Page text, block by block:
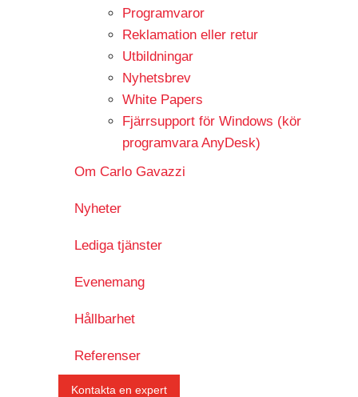
Programvaror
Reklamation eller retur
Utbildningar
Nyhetsbrev
White Papers
Fjärrsupport för Windows (kör
programvara AnyDesk)
Om Carlo Gavazzi
Nyheter
Lediga tjänster
Evenemang
Hållbarhet
Referenser
Kontakta en expert